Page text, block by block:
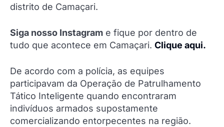
distrito de Camaçari.
Siga nosso Instagram e fique por dentro de
tudo que acontece em Camaçari. Clique aqui.
De acordo com a polícia, as equipes
participavam da Operação de Patrulhamento
Tático Inteligente quando encontraram
indivíduos armados supostamente
comercializando entorpecentes na região.